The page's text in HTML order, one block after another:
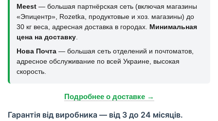
Meest — большая партнёрская сеть (включая магазины
«Эпицентр», Rozetka, продуктовые и хоз. магазины) до
30 кг веса, адресная доставка в городах. Минимальная
цена на доставку
Нова Почта — большая сеть отделений и почтоматов,
адресное обслуживание по всей Украине, высокая
скорость.
Подробнее о доставке →
Гарантія від виробника — від 3 до 24 місяців.